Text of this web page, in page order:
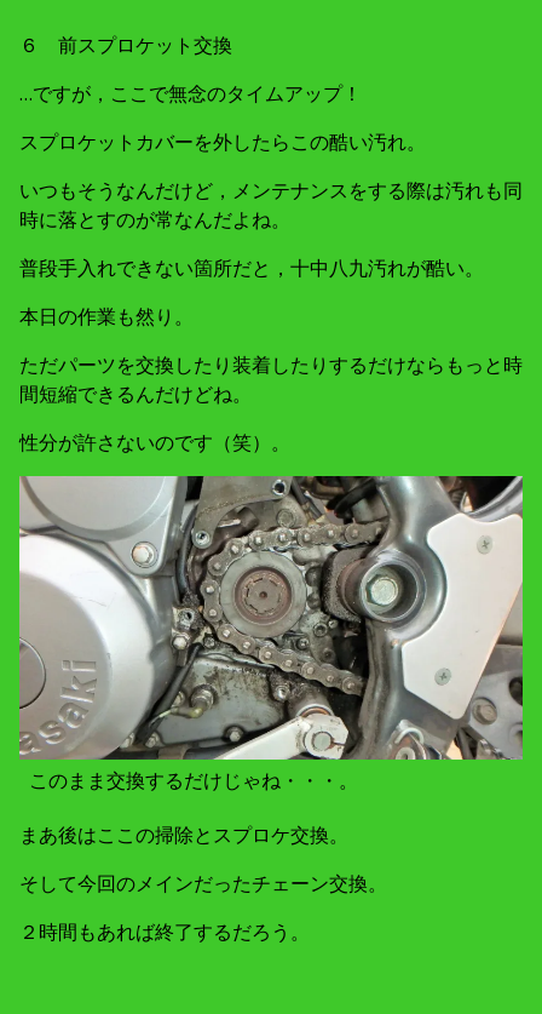
６ 前スプロケット交換
…ですが，ここで無念のタイムアップ！
スプロケットカバーを外したらこの酷い汚れ。
いつもそうなんだけど，メンテナンスをする際は汚れも同
時に落とすのが常なんだよね。
普段手入れできない箇所だと，十中八九汚れが酷い。
本日の作業も然り。
ただパーツを交換したり装着したりするだけならもっと時
間短縮できるんだけどね。
性分が許さないのです（笑）。
このまま交換するだけじゃね・・・。
まあ後はここの掃除とスプロケ交換。
そして今回のメインだったチェーン交換。
２時間もあれば終了するだろう。